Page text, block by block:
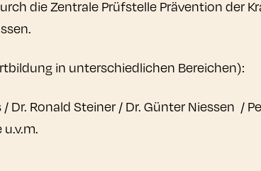
die Zentrale Prüfstelle Prävention der
in unterschiedlichen Bereichen):
/ Dr. Ronald Steiner / Dr. Günter Niessen /
u.v.m.